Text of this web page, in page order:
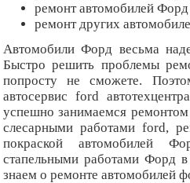
ремонт автомобилей Форд
ремонт других
Автомобили Форд весьма
Быстро решить проблемы
попросту не сможете.
автосервис ford
успешно занимаемся
слесарными работами ford,
покраской автомобилей
стапельными работами Форд
знаем о ремонте автомобилей